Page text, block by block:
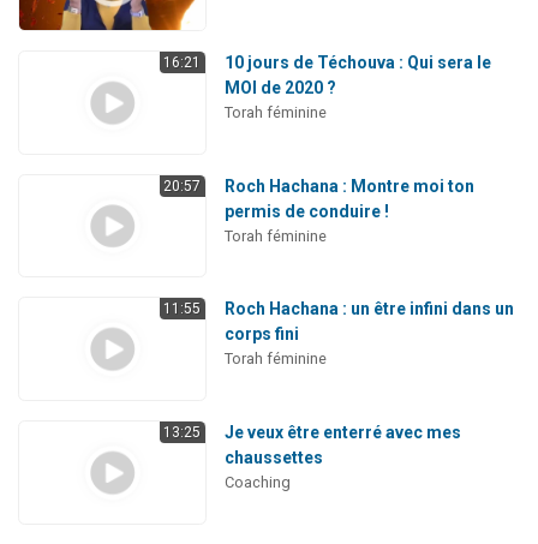
16:21
10 jours de Téchouva : Qui sera le
MOI de 2020 ?
Torah féminine
20:57
Roch Hachana : Montre moi ton
permis de conduire !
Torah féminine
11:55
Roch Hachana : un être infini dans un
corps fini
Torah féminine
13:25
Je veux être enterré avec mes
chaussettes
Coaching